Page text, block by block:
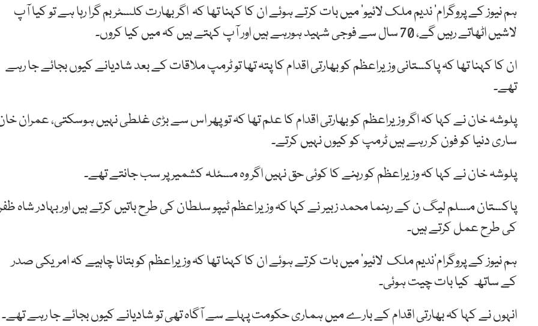
ہم نیوز کے پروگرام’ ندیم ملک لائیو‘ میں بات کرتے ہوئے ان کا کہنا تھا کہ اگر بھارت کلسٹر بم گرا رہا ہے تو کیا آپ
لاشیں اٹھاتے رہیں گے، 70 سال سے فوجی شہید ہورہے ہیں اور آپ کہتے ہیں کہ میں کیا کروں۔
ان کا کہنا تھا کہ پاکستانی وزیراعظم کو بھارتی اقدام کا پتہ تھا تو ٹرمپ ملاقات کے بعد شادیانے کیوں بجائے جا رہے
تھے۔
پلوشہ خان نے کہا کہ اگر وزیراعظم کو بھارتی اقدام کا علم تھا کہ تو پھر اس سے بڑی غلطی نہیں ہوسکتی، عمران
ساری دنیا کو فون کر رہے ہیں ٹرمپ کو کیوں نہیں کرتے۔
پلوشہ خان نے کہا کہ وزیراعظم کو رہنے کا کوئی حق نہیں اگر وہ مسئلہ کشمیر پر سب جانتے تھے۔
پاکستان مسلم لیگ ن کے رہنما محمد زبیر نے کہا کہ وزیراعظم ٹیپو سلطان کی طرح باتیں کرتے ہیں اور بہادر شاہ
کی طرح عمل کرتے ہیں۔
ہم نیوز کے پروگرام’ندیم ملک لائیو‘ میں بات کرتے ہوئے ان کا کہنا تھا کہ وزیراعظم کو بتانا چاہیے کہ امریکی صدر
کے ساتھ کیا بات چیت ہوئی۔
انہوں نے کہا کہ بھارتی اقدام کے بارے میں ہماری حکومت پہلے سے آگاہ تھی تو شادیانے کیوں بجائے جا رہے تھے۔